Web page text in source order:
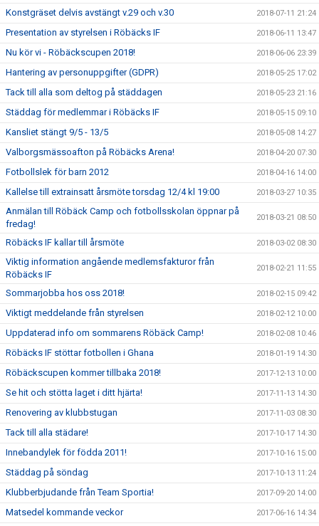
Konstgräset delvis avstängt v.29 och v.30 2018-07-11 21:24
Presentation av styrelsen i Röbäcks IF 2018-06-11 13:47
Nu kör vi - Röbäckscupen 2018! 2018-06-06 23:39
Hantering av personuppgifter (GDPR) 2018-05-25 17:02
Tack till alla som deltog på städdagen 2018-05-23 21:16
Städdag för medlemmar i Röbäcks IF 2018-05-15 09:10
Kansliet stängt 9/5 - 13/5 2018-05-08 14:27
Valborgsmässoafton på Röbäcks Arena! 2018-04-20 07:30
Fotbollslek för barn 2012 2018-04-16 14:00
Kallelse till extrainsatt årsmöte torsdag 12/4 kl 19:00 2018-03-27 10:35
Anmälan till Röbäck Camp och fotbollsskolan öppnar på
fredag!
2018-03-21 08:50
Röbäcks IF kallar till årsmöte 2018-03-02 08:30
Viktig information angående medlemsfakturor från
Röbäcks IF
2018-02-21 11:55
Sommarjobba hos oss 2018! 2018-02-15 09:42
Viktigt meddelande från styrelsen 2018-02-12 10:00
Uppdaterad info om sommarens Röbäck Camp! 2018-02-08 10:46
Röbäcks IF stöttar fotbollen i Ghana 2018-01-19 14:30
Röbäckscupen kommer tillbaka 2018! 2017-12-13 10:00
Se hit och stötta laget i ditt hjärta! 2017-11-13 14:30
Renovering av klubbstugan 2017-11-03 08:30
Tack till alla städare! 2017-10-17 14:30
Innebandylek för födda 2011! 2017-10-16 15:00
Städdag på söndag 2017-10-13 11:24
Klubberbjudande från Team Sportia! 2017-09-20 14:00
Matsedel kommande veckor 2017-06-16 14:34